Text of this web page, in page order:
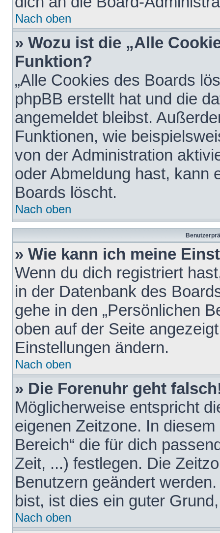
Nach oben
» Wozu ist die „Alle
Funktion?
„Alle Cookies des Boards
phpBB erstellt hat und die
angemeldet bleibst.
Funktionen, wie
von der Administration
oder Abmeldung hast, kann
Boards löscht.
Nach oben
» Wie kann ich meine
Wenn du dich registriert
in der Datenbank des
gehe in den „Persönlichen
oben auf der Seite
Einstellungen ändern.
Nach oben
» Die Forenuhr geht
Möglicherweise entspricht
eigenen Zeitzone. In
Bereich“ die für dich
Zeit, ...) festlegen. Die
Benutzern geändert
bist, ist dies ein guter
Nach oben